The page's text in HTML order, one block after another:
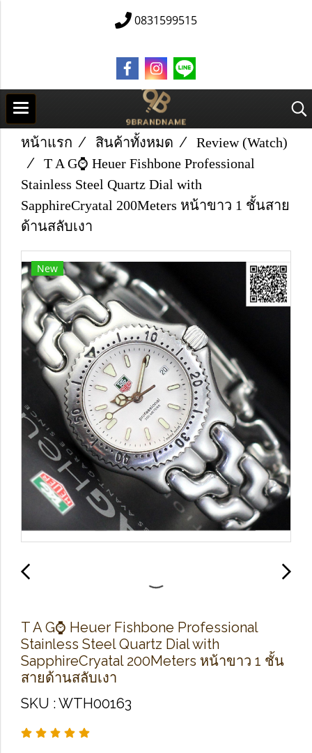
0831599515
หน้าแรก สินค้าทั้งหมด
Review (Watch)
T​ A​ G​⌚ Heuer Fishbone Professional
Stainless Steel Quartz Dial with
SapphireCryatal 200Meters หน้าขาว 1 ชั้นสาย
ด้านสลับเงา
New
T​ A​ G​⌚ Heuer Fishbone Professional
Stainless Steel Quartz Dial with
SapphireCryatal 200Meters หน้าขาว 1 ชั้น
สายด้านสลับเงา
SKU : WTH00163